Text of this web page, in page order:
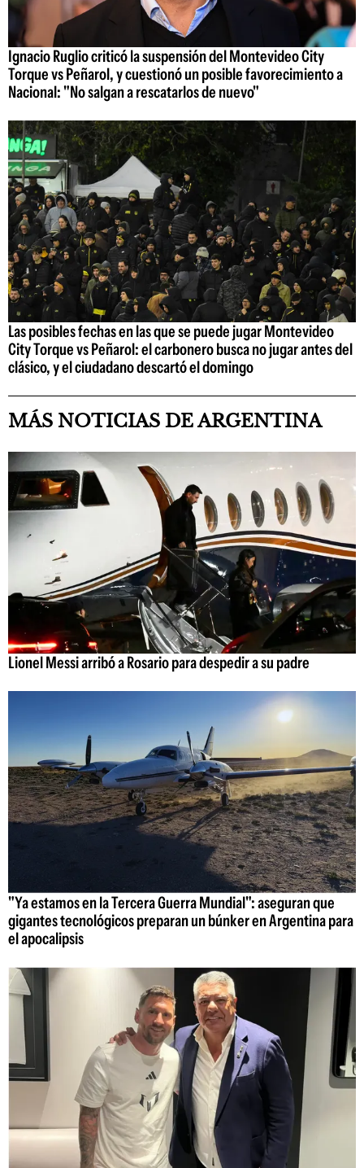
Ignacio Ruglio criticó la suspensión del Montevideo City
Torque vs Peñarol, y cuestionó un posible favorecimiento a
Nacional: "No salgan a rescatarlos de nuevo"
Las posibles fechas en las que se puede jugar Montevideo
City Torque vs Peñarol: el carbonero busca no jugar antes del
clásico, y el ciudadano descartó el domingo
MÁS NOTICIAS DE ARGENTINA
Lionel Messi arribó a Rosario para despedir a su padre
"Ya estamos en la Tercera Guerra Mundial": aseguran que
gigantes tecnológicos preparan un búnker en Argentina para
el apocalipsis